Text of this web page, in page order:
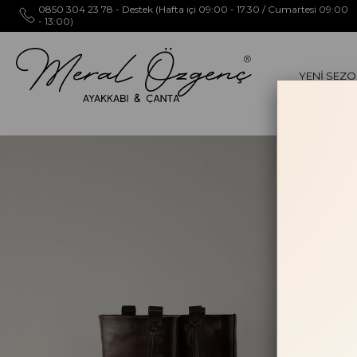
0850 304 23 78 - Destek (Hafta içi 09:00 - 17.30 / Cumartesi 09:00
- 13:00)
YENİ